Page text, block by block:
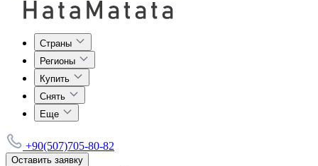
Страны
Регионы
Купить
Снять
Еще
+90(507)705-80-82
Оставить заявку